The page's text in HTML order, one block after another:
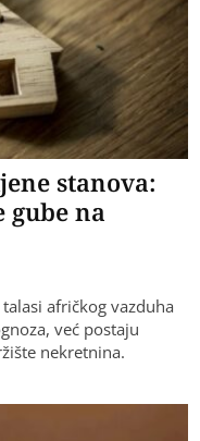
stanova:
gube na
afričkog vazduha
već postaju
nekretnina.